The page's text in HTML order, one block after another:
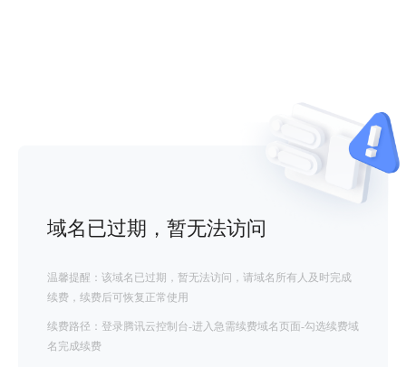
域名已过期，暂无法访问
温馨提醒：该域名已过期，暂无法访问，请域名所有人及时完成
续费，续费后可恢复正常使用
续费路径：登录腾讯云控制台-进入急需续费域名页面-勾选续费域
名完成续费